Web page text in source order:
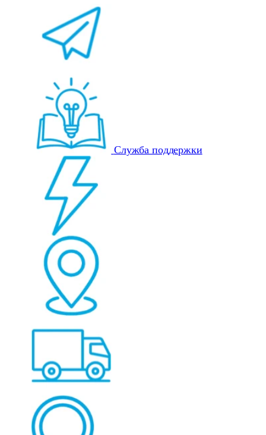
Служба поддержки